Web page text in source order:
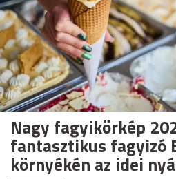
Nagy fagyikörkép
fantasztikus fagyizó
környékén az idei